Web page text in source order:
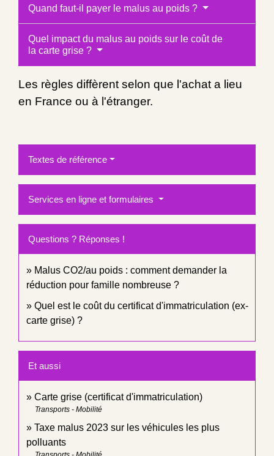
Quand faut-il payer le malus au poids ?
Quel impact du malus au poids sur le coût de
la carte grise ?
Les règles diffèrent selon que l'achat a lieu
en France ou à l'étranger.
Textes de référence
Services en ligne et formulaires
Questions ? Réponses !
Malus CO2/au poids : comment demander la
réduction pour famille nombreuse ?
Quel est le coût du certificat d'immatriculation (ex-
carte grise) ?
Et aussi
Carte grise (certificat d'immatriculation)
Transports - Mobilité
Taxe malus 2023 sur les véhicules les plus
polluants